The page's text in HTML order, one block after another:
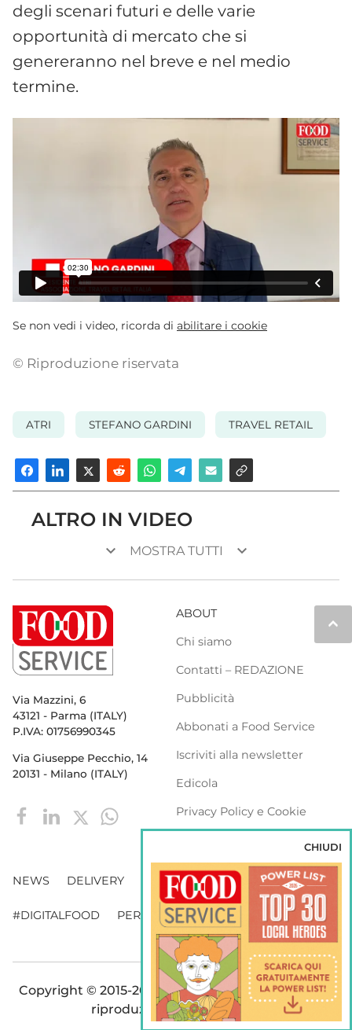
degli scenari futuri e delle varie
opportunità di mercato che si
genereranno nel breve e nel medio
termine.
Se non vedi i video, ricorda di abilitare i cookie
© Riproduzione riservata
ATRI STEFANO GARDINI TRAVEL RETAIL
ALTRO IN VIDEO
keyboard_arrow_down MOSTRA TUTTI keyboard_arrow_down
keyboard_arrow_up
Via Mazzini, 6
43121 - Parma (ITALY)
P.IVA: 01756990345
Via Giuseppe Pecchio, 14
20131 - Milano (ITALY)
ABOUT
Chi siamo
Contatti – REDAZIONE
Pubblicità
Abbonati a Food Service
Iscriviti alla newsletter
Edicola
Privacy Policy e Cookie
NEWS DELIVERY DISTRIBUZIONE
#DIGITALFOOD PERSONE WEBINAR VENDING
Copyright © 2015-2026 FOOD S.r.l. - Tutti i diritti di
riproduzione sono riservati
CHIUDI